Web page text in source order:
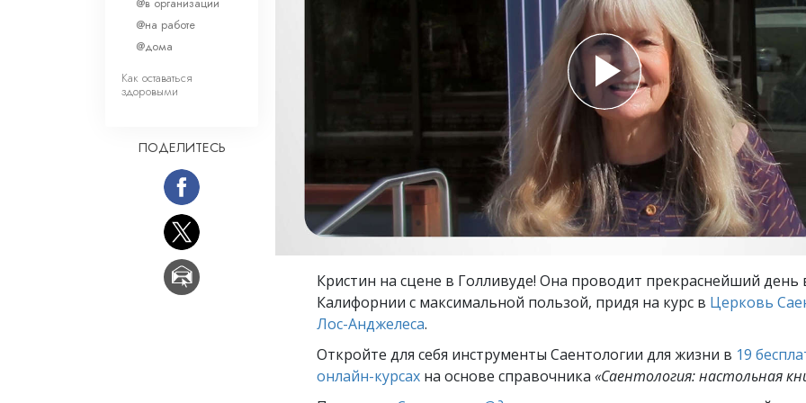
Кристин на сцене в Голливуде! Она проводит прекраснейший
Калифорнии с максимальной пользой, придя на курс в Церковь
Лос-Анджелеса.
Откройте для себя инструменты Саентологии для жизни в 19
онлайн-курсах на основе справочника «Саентология: настольная
@на работе
@дома
Как оставаться
здоровыми
ПОДЕЛИТЕСЬ